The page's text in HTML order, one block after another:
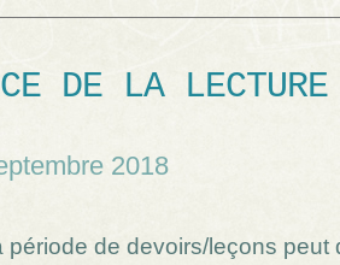
DE LA
2018
période de devoirs/leçons peut